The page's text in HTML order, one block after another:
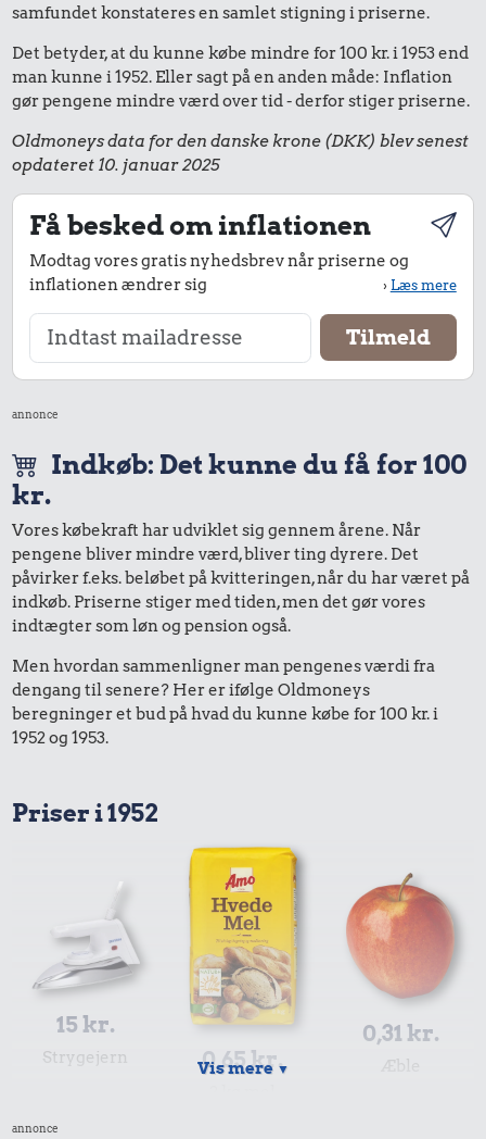
samfundet konstateres en samlet stigning i priserne.
Det betyder, at du kunne købe mindre for 100 kr. i 1953 end
man kunne i 1952. Eller sagt på en anden måde: Inflation
gør pengene mindre værd over tid - derfor stiger priserne.
Oldmoneys data for den danske krone (DKK) blev senest
opdateret 10. januar 2025
Få besked om inflationen
Modtag vores gratis nyhedsbrev når priserne og
inflationen ændrer sig
›Læs mere
annonce
Indkøb: Det kunne du få for 100
kr.
Vores købekraft har udviklet sig gennem årene. Når
pengene bliver mindre værd, bliver ting dyrere. Det
påvirker f.eks. beløbet på kvitteringen, når du har været på
indkøb. Priserne stiger med tiden, men det gør vores
indtægter som løn og pension også.
Men hvordan sammenligner man pengenes værdi fra
dengang til senere? Her er ifølge Oldmoneys
beregninger et bud på hvad du kunne købe for 100 kr. i
1952 og 1953.
Priser i 1952
15 kr.
Strygejern 0,65 kr.
0,31 kr.
Æble
Vis mere ▼
annonce